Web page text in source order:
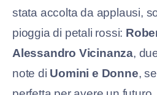
stata accolta da applausi,
pioggia di petali rossi:
Alessandro Vicinanza,
note di Uomini e Donne,